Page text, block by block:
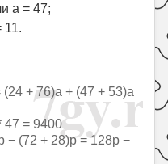
а = 47;
11.
+ 76)а + (47 + 53)а
47 = 9400
− (72 + 28)р = 128р −